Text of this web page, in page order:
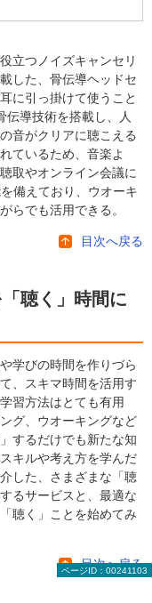
立つノイズキャンセリ
した、骨伝導ヘッドセ
に引っ掛けて使うこと
伝導技術を搭載し、人
音がクリアに聴こえる
ているため、音楽よ
取やオンライン会議に
備えており、ウオーキ
らでも活用できる。
目次へ戻る
聴く」時間に
学びの時間を作りづら
、スキマ時間を活用す
習方法はとても有用
グ、ウオーキングなど
するだけでも新たな知
キルや考え方を学んだ
した、さまざまな「聴
るサービスと、最適な
聴く」ことを始めてみ
目次へ戻る
ページID：00241103